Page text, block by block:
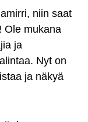
niin saat
Ole mukana
ja
Nyt on
ja näkyä